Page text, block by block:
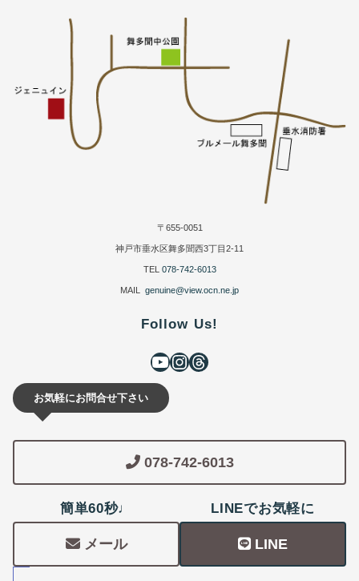
〒655-0051
神戸市垂水区舞多聞西3丁目2-11
TEL 078-742-6013
MAIL genuine@view.ocn.ne.jp
Follow Us!
お気軽にお問合せ下さい
078-742-6013
簡単60秒♩
メール
LINEでお気軽に
LINE